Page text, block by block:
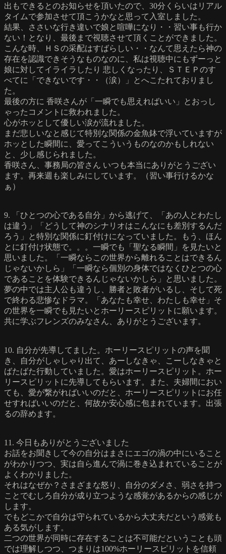
出もできるとのお知らせを頂いたので、30分くらいはリアル
タイムで参加させて頂こうかなと思って入室しました。
結果、ささいな行き違いで娘と喧嘩になり・・習い事も行か
ない！となり、最後まで視聴させて頂くことができました。
こんな時、ＨＳの采配はすばらしい・・なんて思えたら神の
存在を認識できそうなものなのに、私は視聴中にもずーっと
娘に対してイライラしたり 悲しくなったり、ＳＴＥＰのす
べてに「できないです・・（涙）」とへこたれておりまし
た。
最後の方に 香咲さんが「一瞬でも思えればいい」とおっし
ゃったコメントに救われました。
心がホッとして優しい涙が流れました。
まだ悲しいなと感じて特別な関係の金魚鉢で浮いていますが
ホッとした瞬間に、愛ってこういうものなのかもしれない
と、少し感じられました。
香咲さん、事務局の皆さん いつも本当にありがとうござい
ます。再来週も楽しみにしています。（習い事行けるかな
ぁ）
9. 「ひとつの心である自分」から逃げて、「あの人とわたし
は違う」「どうして神のシナリオはこんなにも差別するんだ
ろう」と特別な関係に釘付けになっていました。もう、ほん
とに釘付け状態で。。。一瞬でも「聖なる瞬間」を見たいと
思いました。「一瞬ならこの世界から離れることはできるん
じゃないかしら」「一瞬なら個別の身体ではなくひとつの心
であることを体験できるんじゃないかしら」と思いました。
夢の中では主人公も違うし、勝者と敗者がいるし、そして死
で終わる悲惨なドラマ。「あなたも幸せ、わたしも幸せ」そ
の世界を一瞬でも見たいとホーリースピリットに願います。
共に学ぶフレンズのみなさん、ありがとうございます。
10. 自分が先導してました。ホーリースピリットの声を聞
き、自分がしゃしゃり出て、あーしなきゃ、こーしなきゃと
ばたばた行動していました。愛はホーリースピリット。ホー
リースピリットに先導してもらいます。また、夫婦間におい
ても、愛が繋がればいいのだと、ホーリースピリットにお任
せすればいいのだと、何故か安心感に包まれています。出張
るの辞めます。
11. 今日もありがとうございました
お話をお聞きして今の自分はまさにエゴの渦の中にいること
がわかりつつ、実は自ら進んで渦に巻き込まれていることが
よくわかりました。
それはなぜか？さまざまな怒り、自分のダメさ、弱さを持つ
ことでむしろ自分が成り立つような感覚があるからの感じが
します。
でもどこかで自分は守られているから大丈夫だという感覚も
ある気がします。
二つの世界が同時に存在することは不可能だということも頭
では理解しつつ、つまりは100%ホーリースピリットを信頼